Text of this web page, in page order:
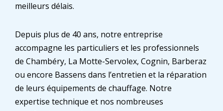
meilleurs délais.
Depuis plus de 40 ans, notre entreprise
accompagne les particuliers et les professionnels
de Chambéry, La Motte-Servolex, Cognin, Barberaz
ou encore Bassens dans l’entretien et la réparation
de leurs équipements de chauffage. Notre
expertise technique et nos nombreuses